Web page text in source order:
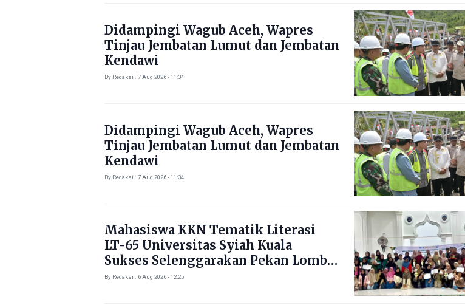
Didampingi Wagub Aceh, Wapres
Tinjau Jembatan Lumut dan Jembatan
Kendawi
By Redaksi . 7 Aug 2026 - 11:34
Didampingi Wagub Aceh, Wapres
Tinjau Jembatan Lumut dan Jembatan
Kendawi
By Redaksi . 7 Aug 2026 - 11:34
Mahasiswa KKN Tematik Literasi
LT-65 Universitas Syiah Kuala
Sukses Selenggarakan Pekan Lomba
Literasi di Gampong Rhieng Blang
By Redaksi . 6 Aug 2026 - 12:25